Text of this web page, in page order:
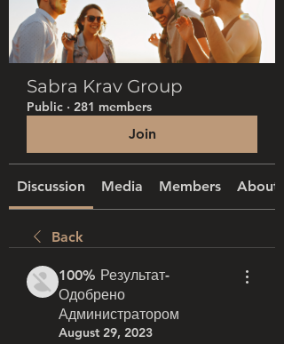
Sabra Krav Group
Public · 281 members
Join
Discussion Media Members About
Back
100% Результат-
Одобрено
Администратором
August 29, 2023